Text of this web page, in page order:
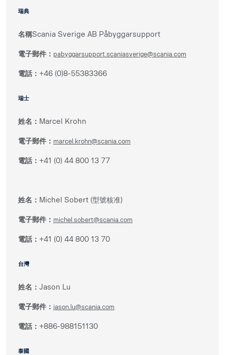
瑞典
名稱Scania Sverige AB Påbyggarsupport
電子郵件： pabyggarsupport.scaniasverige@scania.com
電話： +46 (0)8-55383366
瑞士
姓名： Marcel Krohn
電子郵件： marcel.krohn@scania.com
電話： +41 (0) 44 800 13 77
姓名： Michel Sobert (型號核准)​
電子郵件： michel.sobert@scania.com
電話： +41 (0) 44 800 13 70
台灣
姓名： Jason Lu
電子郵件： jason.lu@scania.com
電話： +886-988151130
泰國